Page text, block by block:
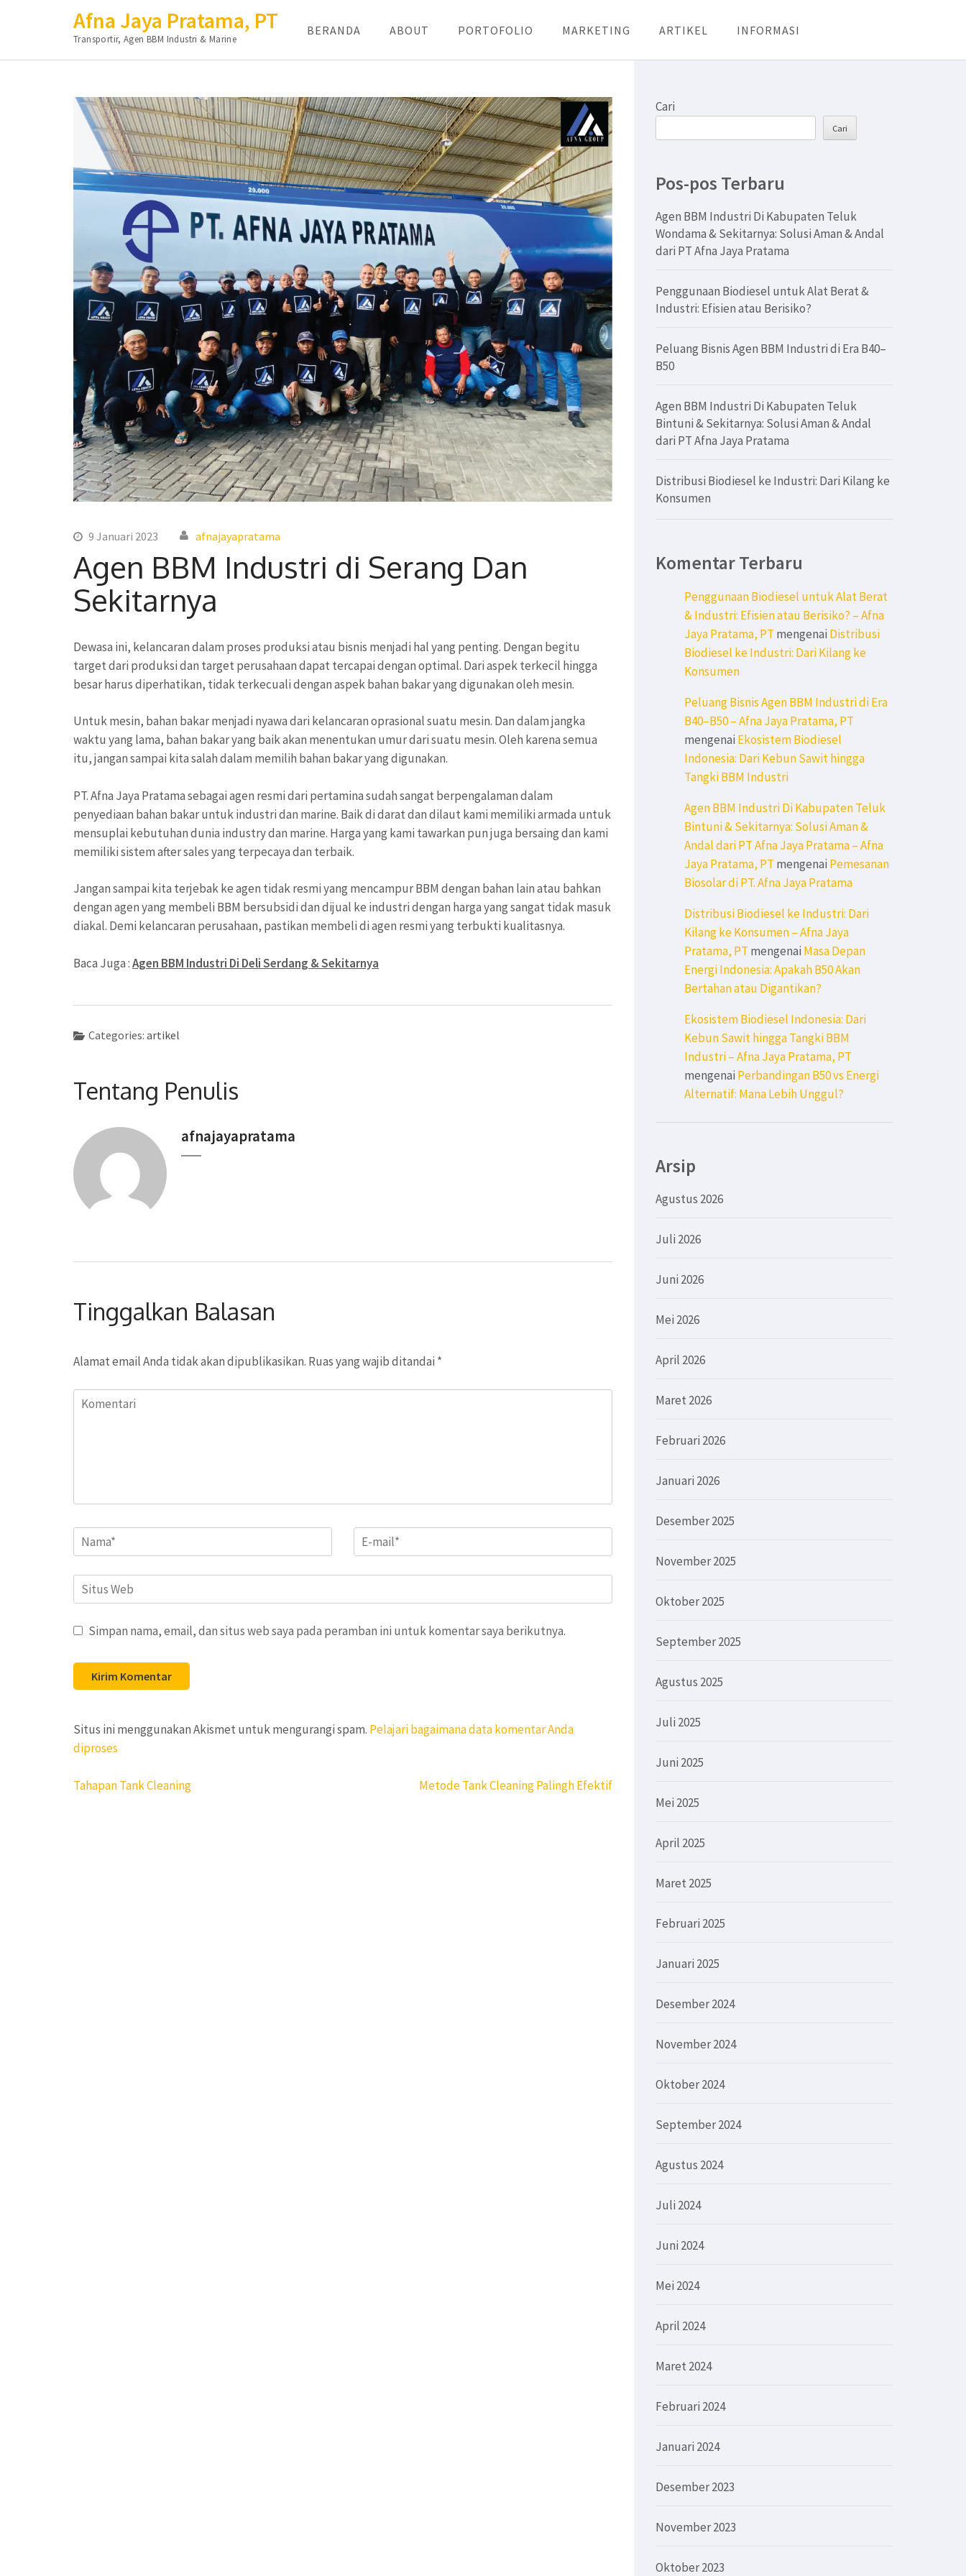
Afna Jaya Pratama, PT
Transportir, Agen BBM Industri & Marine
BERANDA ABOUT PORTOFOLIO MARKETING ARTIKEL INFORMASI
9 Januari 2023 afnajayapratama
Agen BBM Industri di Serang Dan
Sekitarnya
Dewasa ini, kelancaran dalam proses produksi atau bisnis menjadi hal yang penting. Dengan begitu
target dari produksi dan target perusahaan dapat tercapai dengan optimal. Dari aspek terkecil hingga
besar harus diperhatikan, tidak terkecuali dengan aspek bahan bakar yang digunakan oleh mesin.
Untuk mesin, bahan bakar menjadi nyawa dari kelancaran oprasional suatu mesin. Dan dalam jangka
waktu yang lama, bahan bakar yang baik akan menentukan umur dari suatu mesin. Oleh karena semua
itu, jangan sampai kita salah dalam memilih bahan bakar yang digunakan.
PT. Afna Jaya Pratama sebagai agen resmi dari pertamina sudah sangat berpengalaman dalam
penyediaan bahan bakar untuk industri dan marine. Baik di darat dan dilaut kami memiliki armada untuk
mensuplai kebutuhan dunia industry dan marine. Harga yang kami tawarkan pun juga bersaing dan kami
memiliki sistem after sales yang terpecaya dan terbaik.
Jangan sampai kita terjebak ke agen tidak resmi yang mencampur BBM dengan bahan lain atau bahkan
dengan agen yang membeli BBM bersubsidi dan dijual ke industri dengan harga yang sangat tidak masuk
diakal. Demi kelancaran perusahaan, pastikan membeli di agen resmi yang terbukti kualitasnya.
Baca Juga :Agen BBM Industri Di Deli Serdang & Sekitarnya
Categories: artikel
Tentang Penulis
afnajayapratama
Tinggalkan Balasan
Alamat email Anda tidak akan dipublikasikan. Ruas yang wajib ditandai *
Komentari
Name* Email*
Situs
Web
Simpan nama, email, dan situs web saya pada peramban ini untuk komentar saya berikutnya.
Situs ini menggunakan Akismet untuk mengurangi spam. Pelajari bagaimana data komentar Anda
diproses
Navigasi
Tahapan Tank Cleaning Metode Tank Cleaning Palingh Efektif
Cari
Cari
Pos-pos Terbaru
Agen BBM Industri Di Kabupaten Teluk
Wondama & Sekitarnya: Solusi Aman & Andal
dari PT Afna Jaya Pratama
Penggunaan Biodiesel untuk Alat Berat &
Industri: Efisien atau Berisiko?
Peluang Bisnis Agen BBM Industri di Era B40–
B50
Agen BBM Industri Di Kabupaten Teluk
Bintuni & Sekitarnya: Solusi Aman & Andal
dari PT Afna Jaya Pratama
Distribusi Biodiesel ke Industri: Dari Kilang ke
Konsumen
Komentar Terbaru
Penggunaan Biodiesel untuk Alat Berat
& Industri: Efisien atau Berisiko? – Afna
Jaya Pratama, PT mengenai Distribusi
Biodiesel ke Industri: Dari Kilang ke
Konsumen
Peluang Bisnis Agen BBM Industri di Era
B40–B50 – Afna Jaya Pratama, PT
mengenai Ekosistem Biodiesel
Indonesia: Dari Kebun Sawit hingga
Tangki BBM Industri
Agen BBM Industri Di Kabupaten Teluk
Bintuni & Sekitarnya: Solusi Aman &
Andal dari PT Afna Jaya Pratama – Afna
Jaya Pratama, PT mengenai Pemesanan
Biosolar di PT. Afna Jaya Pratama
Distribusi Biodiesel ke Industri: Dari
Kilang ke Konsumen – Afna Jaya
Pratama, PT mengenai Masa Depan
Energi Indonesia: Apakah B50 Akan
Bertahan atau Digantikan?
Ekosistem Biodiesel Indonesia: Dari
Kebun Sawit hingga Tangki BBM
Industri – Afna Jaya Pratama, PT
mengenai Perbandingan B50 vs Energi
Alternatif: Mana Lebih Unggul?
Arsip
Agustus 2026
Juli 2026
Juni 2026
Mei 2026
April 2026
Maret 2026
Februari 2026
Januari 2026
Desember 2025
November 2025
Oktober 2025
September 2025
Agustus 2025
Juli 2025
Juni 2025
Mei 2025
April 2025
Maret 2025
Februari 2025
Januari 2025
Desember 2024
November 2024
Oktober 2024
September 2024
Agustus 2024
Juli 2024
Juni 2024
Mei 2024
April 2024
Maret 2024
Februari 2024
Januari 2024
Desember 2023
November 2023
Oktober 2023